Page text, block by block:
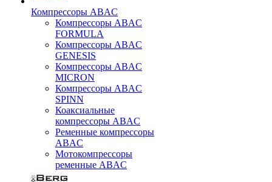
Компрессоры ABAC
Компрессоры ABAC
FORMULA
Компрессоры ABAC
GENESIS
Компрессоры ABAC
MICRON
Компрессоры ABAC
SPINN
Коаксиальные
компрессоры ABAC
Ременные компрессоры
ABAC
Мотокомпрессоры
ременные ABAC